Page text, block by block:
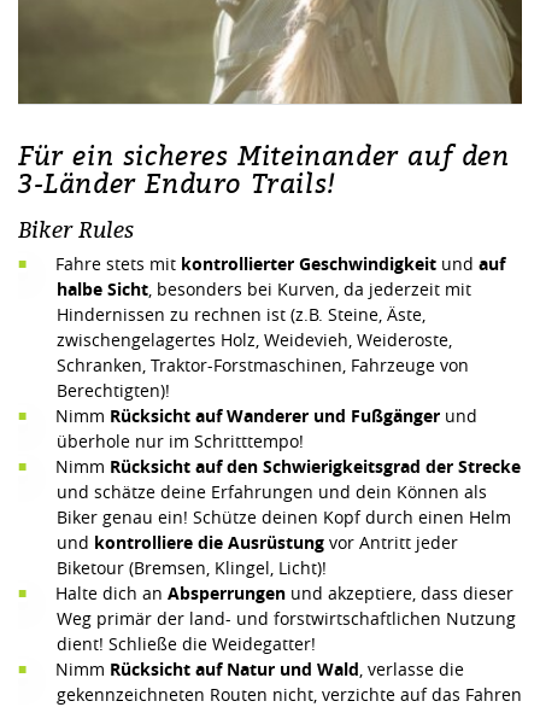
Für ein sicheres Miteinander auf den
3-Länder Enduro Trails!
Biker Rules
Fahre stets mit kontrollierter Geschwindigkeit und auf
halbe Sicht, besonders bei Kurven, da jederzeit mit
Hindernissen zu rechnen ist (z.B. Steine, Äste,
zwischengelagertes Holz, Weidevieh, Weideroste,
Schranken, Traktor-Forstmaschinen, Fahrzeuge von
Berechtigten)!
Nimm Rücksicht auf Wanderer und Fußgänger und
überhole nur im Schritttempo!
Nimm Rücksicht auf den Schwierigkeitsgrad der Strecke
und schätze deine Erfahrungen und dein Können als
Biker genau ein! Schütze deinen Kopf durch einen Helm
und kontrolliere die Ausrüstung vor Antritt jeder
Biketour (Bremsen, Klingel, Licht)!
Halte dich an Absperrungen und akzeptiere, dass dieser
Weg primär der land- und forstwirtschaftlichen Nutzung
dient! Schließe die Weidegatter!
Nimm Rücksicht auf Natur und Wald, verlasse die
gekennzeichneten Routen nicht, verzichte auf das Fahren